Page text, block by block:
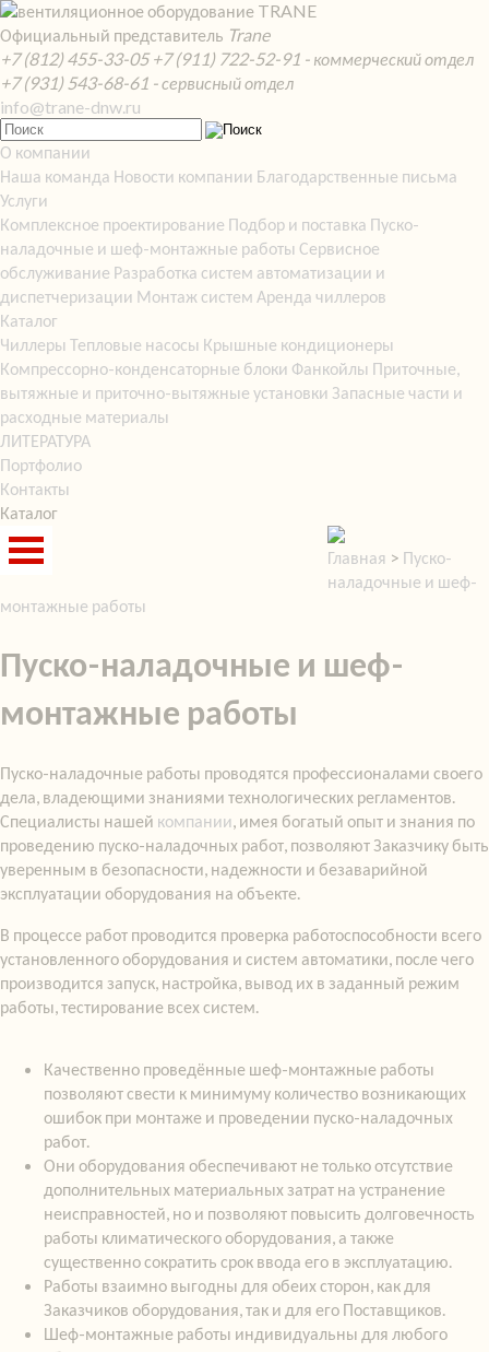
Официальный представитель Trane
+7 (812) 455-33-05+7 (911) 722-52-91 - коммерческий отдел
+7 (931) 543-68-61 - сервисный отдел
info@trane-dnw.ru
О компании
Наша команда Новости компании Благодарственные письма
Услуги
Комплексное проектирование Подбор и поставка Пуско-
наладочные и шеф-монтажные работы Сервисное
обслуживание Разработка систем автоматизации и
диспетчеризации Монтаж систем Аренда чиллеров
Каталог
Чиллеры Тепловые насосы Крышные кондиционеры
Компрессорно-конденсаторные блоки Фанкойлы Приточные,
вытяжные и приточно-вытяжные установки Запасные части и
расходные материалы
ЛИТЕРАТУРА
Портфолио
Контакты
Каталог
Главная > Пуско-
наладочные и шеф-
монтажные работы
Пуско-наладочные и шеф-
монтажные работы
Пуско-наладочные работы проводятся профессионалами своего
дела, владеющими знаниями технологических регламентов.
Специалисты нашей компании, имея богатый опыт и знания по
проведению пуско-наладочных работ, позволяют Заказчику быть
уверенным в безопасности, надежности и безаварийной
эксплуатации оборудования на объекте.
В процессе работ проводится проверка работоспособности всего
установленного оборудования и систем автоматики, после чего
производится запуск, настройка, вывод их в заданный режим
работы, тестирование всех систем.
Качественно проведённые шеф-монтажные работы
позволяют свести к минимуму количество возникающих
ошибок при монтаже и проведении пуско-наладочных
работ.
Они оборудования обеспечивают не только отсутствие
дополнительных материальных затрат на устранение
неисправностей, но и позволяют повысить долговечность
работы климатического оборудования, а также
существенно сократить срок ввода его в эксплуатацию.
Работы взаимно выгодны для обеих сторон, как для
Заказчиков оборудования, так и для его Поставщиков.
Шеф-монтажные работы индивидуальны для любого